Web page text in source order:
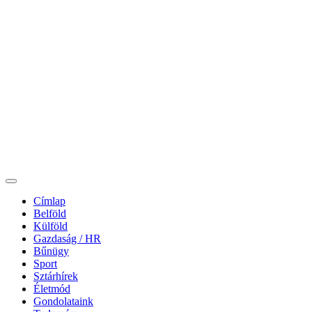
Címlap
Belföld
Külföld
Gazdaság / HR
Bűnügy
Sport
Sztárhírek
Életmód
Gondolataink